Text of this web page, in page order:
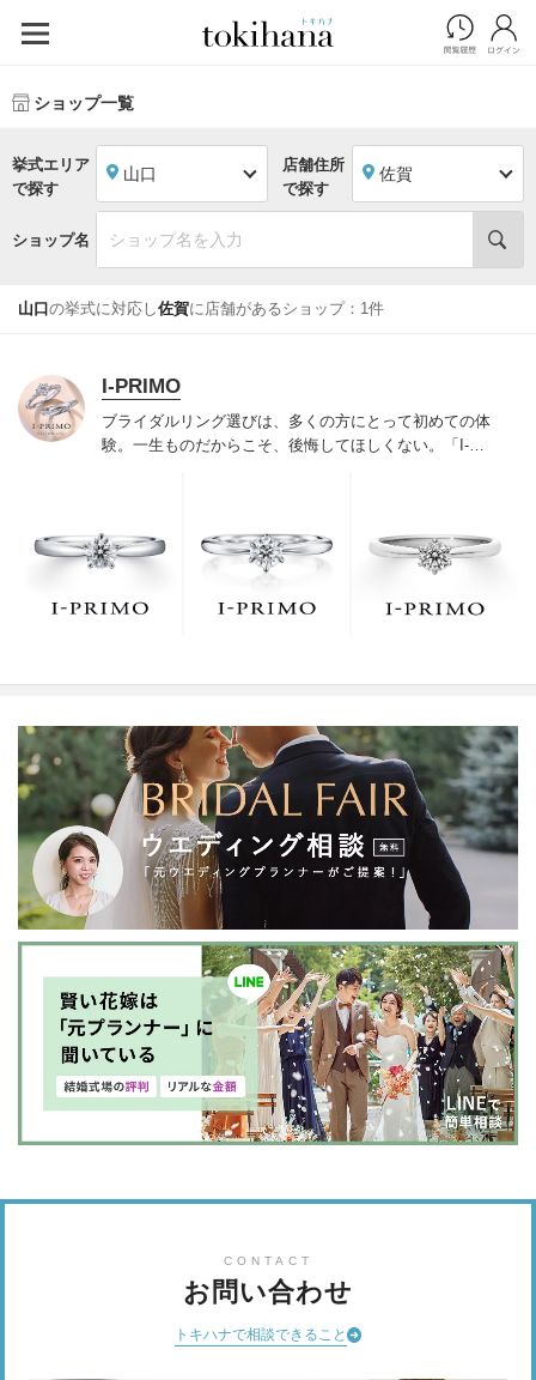
ショップ一覧
挙式エリア
で探す
山口
店舗住所
で探す
佐賀
ショップ名
山口の挙式に対応し佐賀に店舗があるショップ：1件
I-PRIMO
ブライダルリング選びは、多くの方にとって初めての体
験。一生ものだからこそ、後悔してほしくない。「I-
でお待ちしております。リング選びの最初の一歩をご一
緒に。まずは、アイプリモへ。
CONTACT
お問い合わせ
トキハナで相談できること